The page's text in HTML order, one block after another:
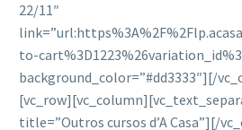
22/11″
to-
background_color=”#dd3333″][/
title=”Outros cursos d’A Casa”][/